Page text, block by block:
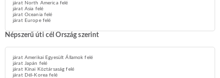
járat North America felé
járat Asia felé
járat Oceania felé
járat Europe felé
Népszerű úti cél Ország szerint
járat Amerikai Egyesült Államok felé
járat Japán felé
járat Kínai Köztársaság felé
járat Dél-Korea felé